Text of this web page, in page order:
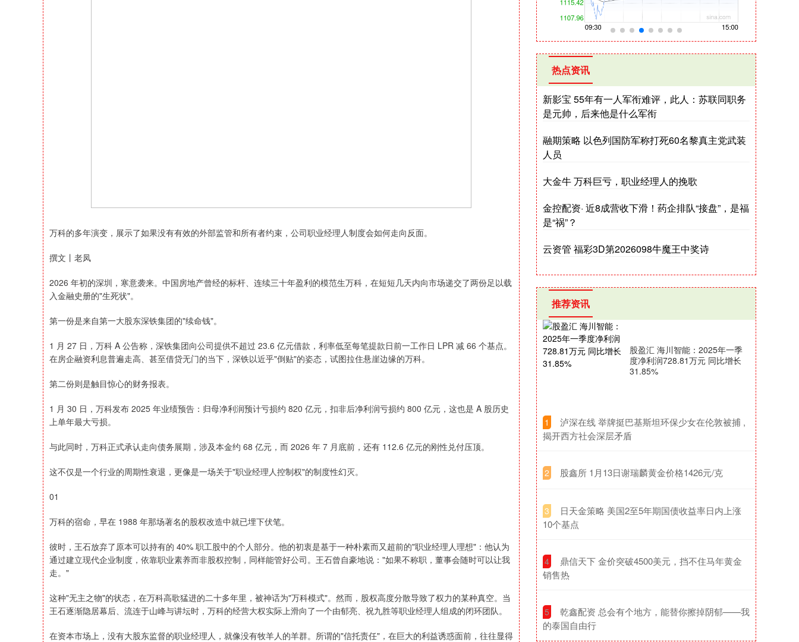
万科的多年演变，展示了如果没有有效的外部监管和所有者约束，公司职业经理人制度会如何走向反面。
撰文丨老凤
2026 年初的深圳，寒意袭来。中国房地产曾经的标杆、连续三十年盈利的模范生万科，在短短几天内向市场递交了两份足以载
入金融史册的"生死状"。
第一份是来自第一大股东深铁集团的"续命钱"。
1 月 27 日，万科 A 公告称，深铁集团向公司提供不超过 23.6 亿元借款，利率低至每笔提款日前一工作日 LPR 减 66 个基点。
在房企融资利息普遍走高、甚至借贷无门的当下，深铁以近乎"倒贴"的姿态，试图拉住悬崖边缘的万科。
第二份则是触目惊心的财务报表。
1 月 30 日，万科发布 2025 年业绩预告：归母净利润预计亏损约 820 亿元，扣非后净利润亏损约 800 亿元，这也是 A 股历史
上单年最大亏损。
与此同时，万科正式承认走向债务展期，涉及本金约 68 亿元，而 2026 年 7 月底前，还有 112.6 亿元的刚性兑付压顶。
这不仅是一个行业的周期性衰退，更像是一场关于"职业经理人控制权"的制度性幻灭。
01
万科的宿命，早在 1988 年那场著名的股权改造中就已埋下伏笔。
彼时，王石放弃了原本可以持有的 40% 职工股中的个人部分。他的初衷是基于一种朴素而又超前的"职业经理人理想"：他认为
通过建立现代企业制度，依靠职业素养而非股权控制，同样能管好公司。王石曾自豪地说："如果不称职，董事会随时可以让我
走。"
这种"无主之物"的状态，在万科高歌猛进的二十多年里，被神话为"万科模式"。然而，股权高度分散导致了权力的某种真空。当
王石逐渐隐居幕后、流连于山峰与讲坛时，万科的经营大权实际上滑向了一个由郁亮、祝九胜等职业经理人组成的闭环团队。
在资本市场上，没有大股东监督的职业经理人，就像没有牧羊人的羊群。所谓的"信托责任"，在巨大的利益诱惑面前，往往显得
热点资讯
新影宝 55年有一人军衔难评，此人：苏联同职务
是元帅，后来他是什么军衔
融期策略 以色列国防军称打死60名黎真主党武装
人员
大金牛 万科巨亏，职业经理人的挽歌
金控配资· 近8成营收下滑！药企排队“接盘”，是福
是“祸”？
云资管 福彩3D第2026098牛魔王中奖诗
推荐资讯
股盈汇 海川智能：2025年一季
度净利润728.81万元 同比增长
31.85%
1
​泸深在线 举牌挺巴基斯坦环保少女在伦敦被捕 ,
揭开西方社会深层矛盾
2 ​股鑫所 1月13日谢瑞麟黄金价格1426元/克
3
​日天金策略 美国2至5年期国债收益率日内上涨
10个基点
4
​鼎信天下 金价突破4500美元，挡不住马年黄金
销售热
5
​乾鑫配资 总会有个地方，能替你擦掉阴郁——我
的泰国自由行